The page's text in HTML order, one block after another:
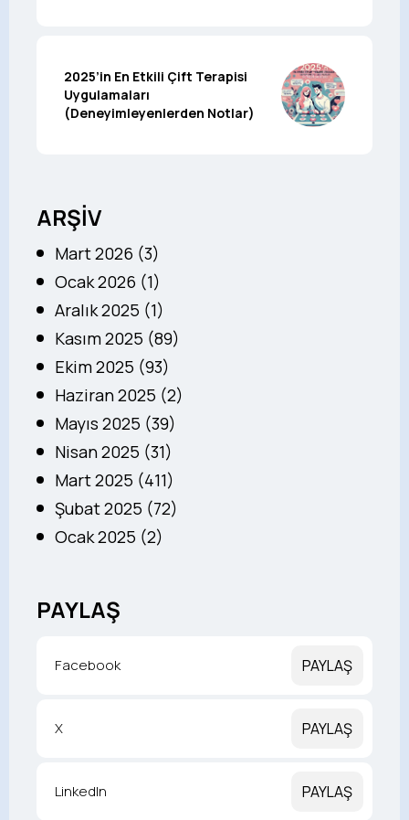
2025’in En Etkili Çift Terapisi
Uygulamaları
(Deneyimleyenlerden Notlar)
ARŞİV
Mart 2026 (3)
Ocak 2026 (1)
Aralık 2025 (1)
Kasım 2025 (89)
Ekim 2025 (93)
Haziran 2025 (2)
Mayıs 2025 (39)
Nisan 2025 (31)
Mart 2025 (411)
Şubat 2025 (72)
Ocak 2025 (2)
PAYLAŞ
Facebook PAYLAŞ
X PAYLAŞ
LinkedIn PAYLAŞ